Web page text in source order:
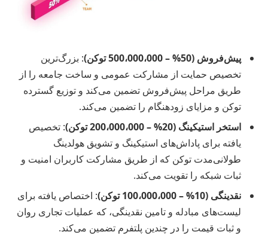
پیش‌فروش (50% – 500،000،000 توکن)
: بزرگ‌ترین
تخصیص حمایت از مشارکت عمومی و ساخت جامعه را از
طریق مراحل پیش‌فروش تضمین می‌کند و توزیع گسترده
توکن و مزایای زودهنگام را تضمین می‌کند.
استخر استیکینگ (20% – 200،000،000 توکن)
: تخصیص
یافته برای پاداش‌های استیکینگ و تشویق هولدینگ
طولانی‌مدت توکن که از طریق مشارکت کاربران امنیت و
ثبات شبکه را تقویت می‌کند.
نقدینگی (10% – 100،000،000 توکن)
: اختصاص یافته برای
لیست‌های مبادله و تامین نقدینگی، که عملیات تجاری روان
و ثبات قیمت را در چندین پلتفرم تضمین می‌کند.